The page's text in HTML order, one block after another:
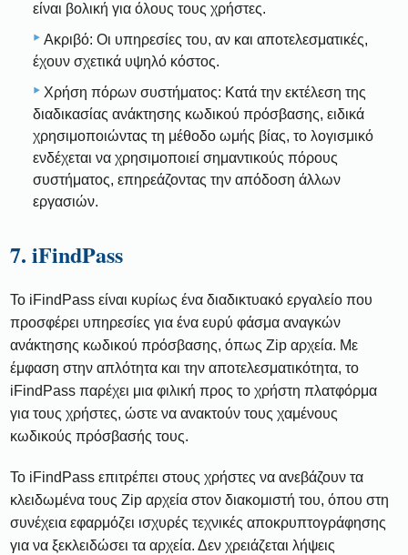
είναι βολική για όλους τους χρήστες.
Ακριβό: Οι υπηρεσίες του, αν και αποτελεσματικές,
έχουν σχετικά υψηλό κόστος.
Χρήση πόρων συστήματος: Κατά την εκτέλεση της
διαδικασίας ανάκτησης κωδικού πρόσβασης, ειδικά
χρησιμοποιώντας τη μέθοδο ωμής βίας, το λογισμικό
ενδέχεται να χρησιμοποιεί σημαντικούς πόρους
συστήματος, επηρεάζοντας την απόδοση άλλων
εργασιών.
7. iFindPass
Το iFindPass είναι κυρίως ένα διαδικτυακό εργαλείο που
προσφέρει υπηρεσίες για ένα ευρύ φάσμα αναγκών
ανάκτησης κωδικού πρόσβασης, όπως Zip αρχεία. Με
έμφαση στην απλότητα και την αποτελεσματικότητα, το
iFindPass παρέχει μια φιλική προς το χρήστη πλατφόρμα
για τους χρήστες, ώστε να ανακτούν τους χαμένους
κωδικούς πρόσβασής τους.
Το iFindPass επιτρέπει στους χρήστες να ανεβάζουν τα
κλειδωμένα τους Zip αρχεία στον διακομιστή του, όπου στη
συνέχεια εφαρμόζει ισχυρές τεχνικές αποκρυπτογράφησης
για να ξεκλειδώσει τα αρχεία. Δεν χρειάζεται λήψεις